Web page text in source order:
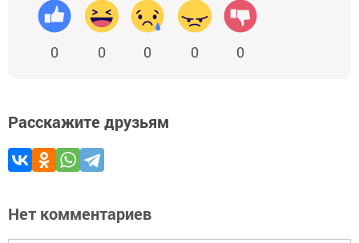
0 0 0 0 0
Расскажите друзьям
Нет комментариев